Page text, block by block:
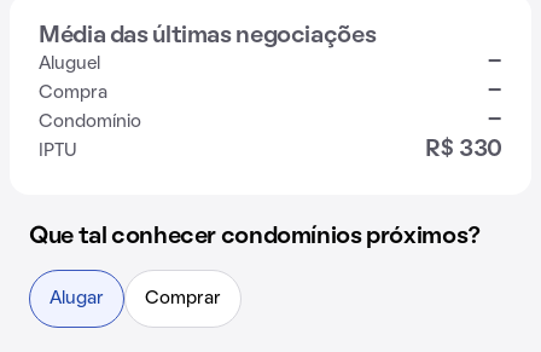
Média das últimas negociações
Aluguel -
Compra -
Condomínio -
IPTU R$ 330
Que tal conhecer condomínios próximos?
Alugar Comprar